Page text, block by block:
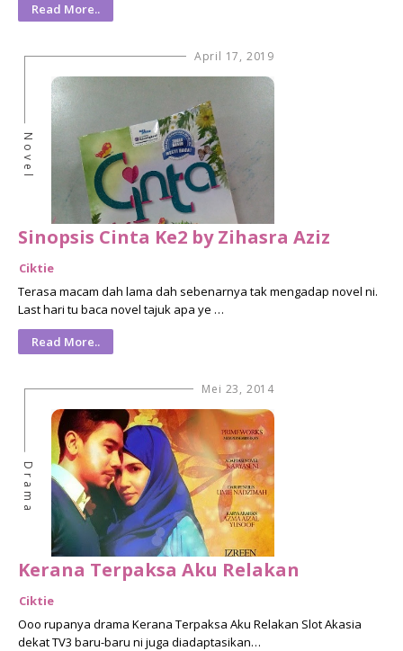
Read More..
April 17, 2019
Novel
Sinopsis Cinta Ke2 by Zihasra Aziz
Ciktie
Terasa macam dah lama dah sebenarnya tak mengadap novel ni.
Last hari tu baca novel tajuk apa ye …
Read More..
Mei 23, 2014
Drama
Kerana Terpaksa Aku Relakan
Ciktie
Ooo rupanya drama Kerana Terpaksa Aku Relakan Slot Akasia
dekat TV3 baru-baru ni juga diadaptasikan…